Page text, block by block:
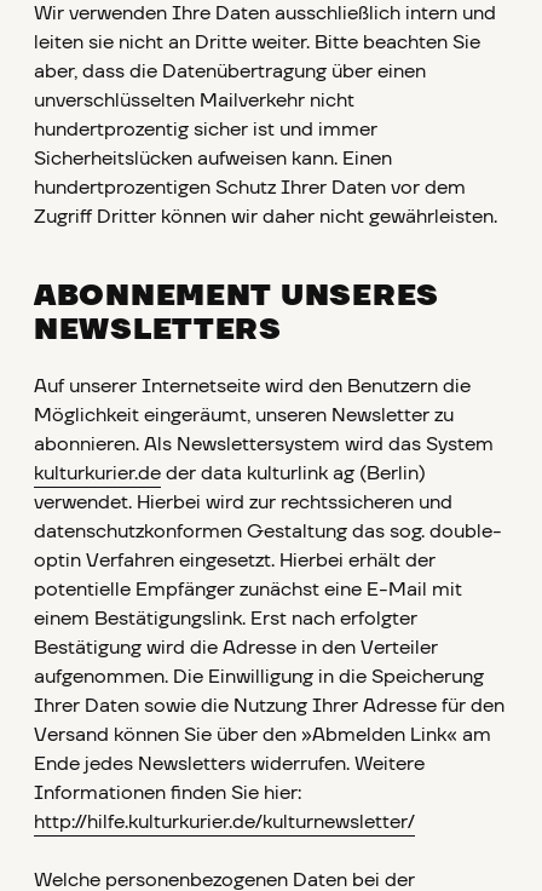
Wir verwenden Ihre Daten ausschließlich intern und
leiten sie nicht an Dritte weiter. Bitte beachten Sie
aber, dass die Datenübertragung über einen
unverschlüsselten Mailverkehr nicht
hundertprozentig sicher ist und immer
Sicherheitslücken aufweisen kann. Einen
hundertprozentigen Schutz Ihrer Daten vor dem
Zugriff Dritter können wir daher nicht gewährleisten.
ABONNEMENT UNSERES
NEWSLETTERS
Auf unserer Internetseite wird den Benutzern die
Möglichkeit eingeräumt, unseren Newsletter zu
abonnieren. Als Newslettersystem wird das System
kulturkurier.de der data kulturlink ag (Berlin)
verwendet. Hierbei wird zur rechtssicheren und
datenschutzkonformen Gestaltung das sog. double-
optin Verfahren eingesetzt. Hierbei erhält der
potentielle Empfänger zunächst eine E-Mail mit
einem Bestätigungslink. Erst nach erfolgter
Bestätigung wird die Adresse in den Verteiler
aufgenommen. Die Einwilligung in die Speicherung
Ihrer Daten sowie die Nutzung Ihrer Adresse für den
Versand können Sie über den »Abmelden Link« am
Ende jedes Newsletters widerrufen. Weitere
Informationen finden Sie hier:
http://hilfe.kulturkurier.de/kulturnewsletter/
Welche personenbezogenen Daten bei der